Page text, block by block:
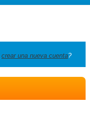
crear una nueva cuenta?